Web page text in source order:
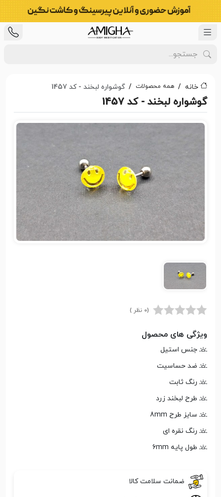
خانه همه محصولات گوشواره لبخند - کد 1457
گوشواره لبخند - کد 1457
(0 نظر )
ویژگی های محصول
جنس استیل
ضد حساسیت
رنگ ثابت
طرح لبخند زرد
سایز طرح 8mm
رنگ نقره ای
طول پایه 6mm
ضمانت سلامت کالا